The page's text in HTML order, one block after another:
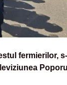
fermierilor,